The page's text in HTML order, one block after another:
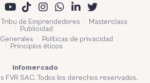
Tribu de Emprendedores
Masterclass
Publicidad
Políticas de privacidad
Principios éticos
Infomercado
FVR SAC. Todos los derechos reservados.